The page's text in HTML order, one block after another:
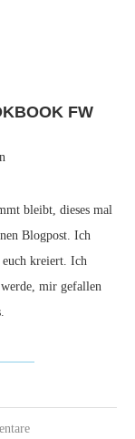
FW
bleibt, dieses mal
Blogpost. Ich
kreiert. Ich
mir gefallen